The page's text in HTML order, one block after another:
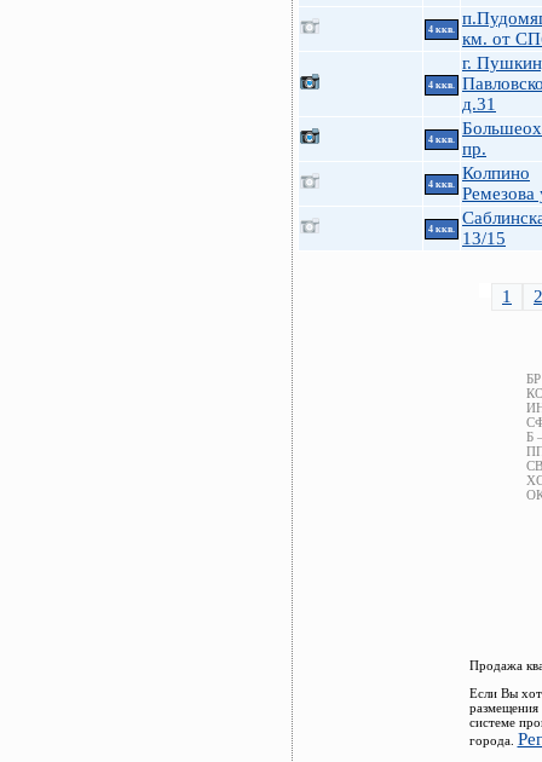
4 ккв.
км. от
4 ккв.
г.
д.31
4 ккв.
пр.
4 ккв.
Колпино
Ремезова
4 ккв.
13/15
1 2
Б
Продажа
Если Вы
системе
города.